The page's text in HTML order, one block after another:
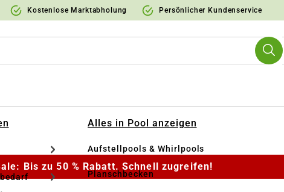
Kostenlose Marktabholung Persönlicher Kundenservice
Alles in Pool anzeigen
Aufstellpools & Whirlpools
Planschbecken
Bis zu 50 % Rabatt. Schnell zugreifen!